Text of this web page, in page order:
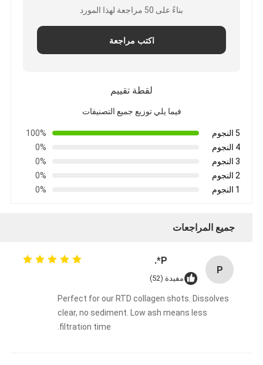
بناءً على 50 مراجعة لهذا المورد
اكتب مراجعة
لقطة تقييم
فيما يلي توزيع جميع التصنيفات
5 النجوم
100%
4 النجوم
0%
3 النجوم
0%
2 النجوم
0%
1 النجوم
0%
جميع المراجعات
P
P*.
مفيدة (52)
Perfect for our RTD collagen shots. Dissolves
clear, no sediment. Low ash means less
filtration time.